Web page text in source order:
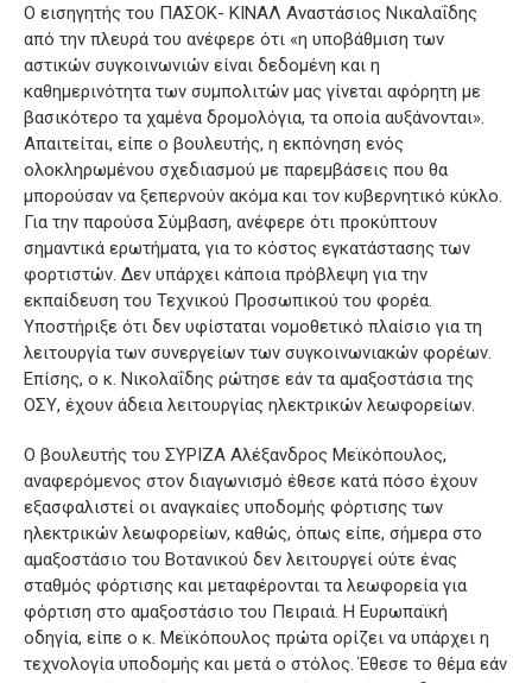
Ο εισηγητής του ΠΑΣΟΚ- ΚΙΝΑΛ Αναστάσιος Νικαλαΐδης
από την πλευρά του ανέφερε ότι «η υποβάθμιση των
αστικών συγκοινωνιών είναι δεδομένη και η
καθημερινότητα των συμπολιτών μας γίνεται αφόρητη με
βασικότερο τα χαμένα δρομολόγια, τα οποία αυξάνονται».
Απαιτείται, είπε ο βουλευτής, η εκπόνηση ενός
ολοκληρωμένου σχεδιασμού με παρεμβάσεις που θα
μπορούσαν να ξεπερνούν ακόμα και τον κυβερνητικό κύκλο.
Για την παρούσα Σύμβαση, ανέφερε ότι προκύπτουν
σημαντικά ερωτήματα, για το κόστος εγκατάστασης των
φορτιστών. Δεν υπάρχει κάποια πρόβλεψη για την
εκπαίδευση του Τεχνικού Προσωπικού του φορέα.
Υποστήριξε ότι δεν υφίσταται νομοθετικό πλαίσιο για τη
λειτουργία των συνεργείων των συγκοινωνιακών φορέων.
Επίσης, ο κ. Νικολαΐδης ρώτησε εάν τα αμαξοστάσια της
ΟΣΥ, έχουν άδεια λειτουργίας ηλεκτρικών λεωφορείων.
Ο βουλευτής του ΣΥΡΙΖΑ Αλέξανδρος Μεϊκόπουλος,
αναφερόμενος στον διαγωνισμό έθεσε κατά πόσο έχουν
εξασφαλιστεί οι αναγκαίες υποδομής φόρτισης των
ηλεκτρικών λεωφορείων, καθώς, όπως είπε, σήμερα στο
αμαξοστάσιο του Βοτανικού δεν λειτουργεί ούτε ένας
σταθμός φόρτισης και μεταφέρονται τα λεωφορεία για
φόρτιση στο αμαξοστάσιο του Πειραιά. Η Ευρωπαϊκή
οδηγία, είπε ο κ. Μεϊκόπουλος πρώτα ορίζει να υπάρχει η
τεχνολογία υποδομής και μετά ο στόλος. Έθεσε το θέμα εάν